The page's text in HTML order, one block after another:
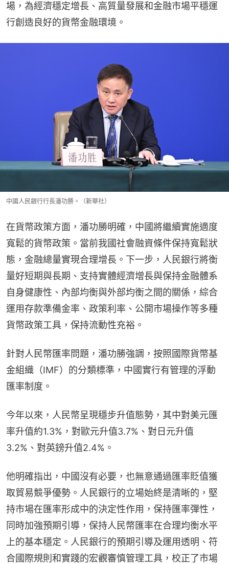
場，為經濟穩定增長、高質量發展和金融市場平穩運
行創造良好的貨幣金融環境。
中國人民銀行行長潘功勝。（新華社）
在貨幣政策方面，潘功勝明確，中國將繼續實施適度
寬鬆的貨幣政策。當前我國社會融資條件保持寬鬆狀
態，金融總量實現合理增長。下一步，人民銀行將衡
量好短期與長期、支持實體經濟增長與保持金融體系
自身健康性、內部均衡與外部均衡之間的關係，綜合
運用存款準備金率、政策利率、公開市場操作等多種
貨幣政策工具，保持流動性充裕。
針對人民幣匯率問題，潘功勝強調，按照國際貨幣基
金組織（IMF）的分類標準，中國實行有管理的浮動
匯率制度。
今年以來，人民幣呈現穩步升值態勢，其中對美元匯
率升值約1.3%，對歐元升值3.7%、對日元升值
3.2%、對英鎊升值2.4%。
他明確指出，中國沒有必要，也無意通過匯率貶值獲
取貿易競爭優勢。人民銀行的立場始終是清晰的，堅
持市場在匯率形成中的決定性作用，保持匯率彈性，
同時加強預期引導，保持人民幣匯率在合理均衡水平
上的基本穩定。人民銀行的預期引導及運用透明、符
合國際規則和實踐的宏觀審慎管理工具，校正了市場